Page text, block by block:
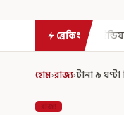
ব্রেকিং
উড়ানে আতঙ্ক
হোম›রাজ্য›টানা ৯ ঘণ্টা
রাজ্য